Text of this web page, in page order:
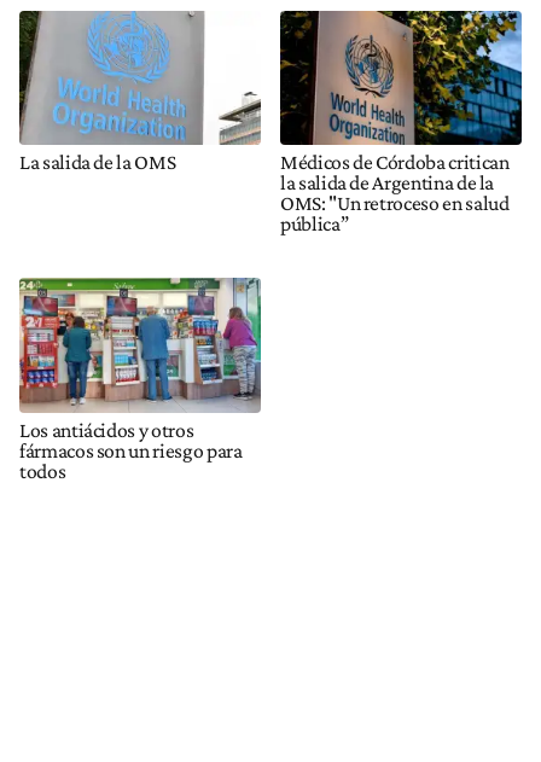
La salida de la OMS
Médicos de Córdoba critican
la salida de Argentina de la
OMS: "Un retroceso en salud
pública”
Los antiácidos y otros
fármacos son un riesgo para
todos